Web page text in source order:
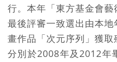
行。本年「東方基金會藝
最後評審一致選出由本
畫作品「次元序列」獲取
分別於2008年及2012年